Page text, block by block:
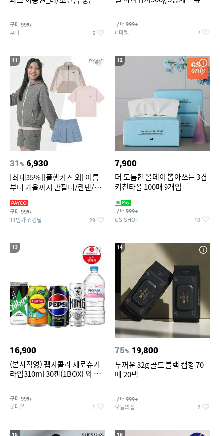
구매 999+
쿠팡 5
구매 999+
G마켓 7
11
31% 6,930
[최대35%][폴햄키즈 외] 여름
부터 가을까지 반팔티/린넨/맨
구매 999+
11번가 쇼킹딜 29
12
7,900
더 도톰한 올데이 뽑아쓰는 3겹
키친타올 100매 9개입
구매 999+
GS SHOP 10
13
16,900
(본사직영) 펩시콜라 제로슈거
라임310ml 30캔(1BOX) 외 롯
구매 999+
롯데온 1
14
75% 19,800
두꺼운 82g 골드 블랙 캡형 70
매 20팩
구매 999+
오늘의집 2
15 16